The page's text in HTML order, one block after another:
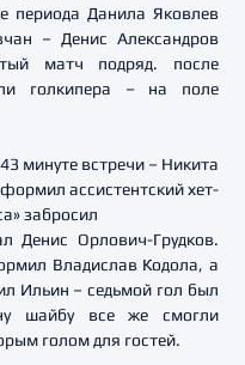
периода Данила Яковлев
– Денис Александров
матч подряд. после
голкипера – на поле
минуте встречи – Никита
ассистентский хет-
забросил
Денис Орлович-Грудков.
Владислав Кодола, а
Ильин – седьмой гол был
шайбу все же смогли
голом для гостей.